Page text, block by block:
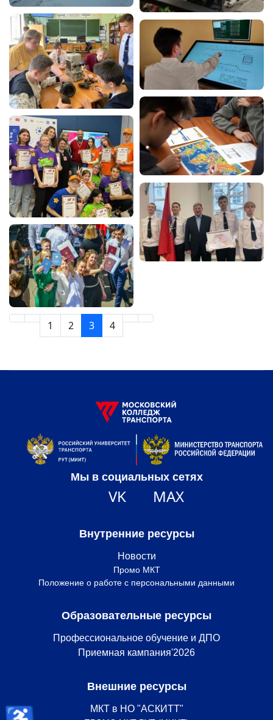
1 2 3 4
Мы в социальных сетях
VK MAX
Внутренние ресурсы
Новости
Промо МКТ
Положение о работе с персональными данными
Образовательные ресурсы
Профессиональное обучение и ДПО
Приемная кампания'2026
Внешние ресурсы
МКТ в НО "АСКИТТ"